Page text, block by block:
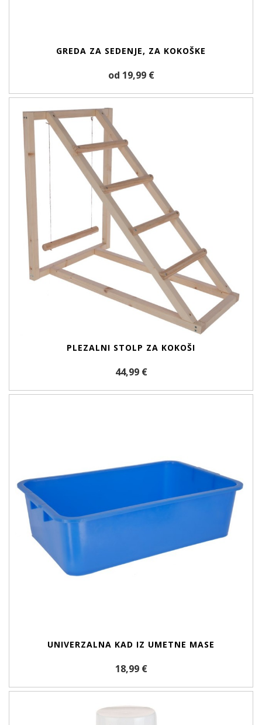
GREDA ZA SEDENJE, ZA KOKOŠKE
od 19,99 €
PLEZALNI STOLP ZA KOKOŠI
44,99 €
UNIVERZALNA KAD IZ UMETNE MASE
18,99 €